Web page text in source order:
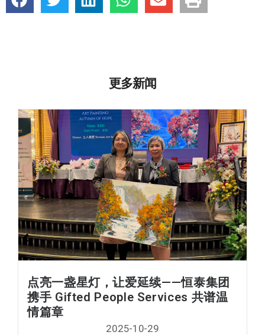
更多新闻
点亮一盏星灯，让爱延续——恒泰集团
携手 Gifted People Services 共谱温
情篇章
2025-10-29